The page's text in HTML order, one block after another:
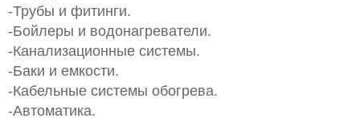
-Трубы и фитинги.
-Бойлеры и водонагреватели.
-Канализационные системы.
-Баки и емкости.
-Кабельные системы обогрева.
-Автоматика.